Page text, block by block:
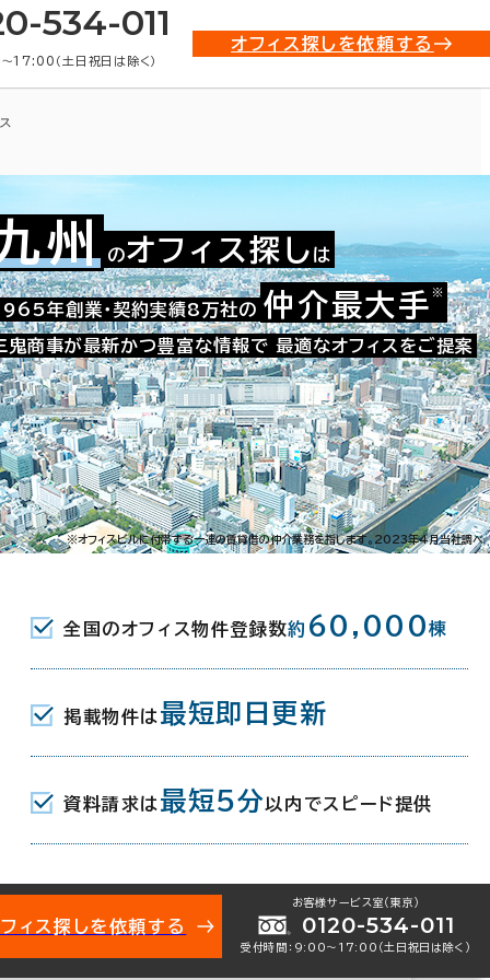
534-011
17:00（土日祝日は除く）
オフィス探しを依頼する
お問い合わせ番号：010-02215
石町17-3
駅(鹿児島市電２系統) 1分
駅(鹿児島市電１系統) 2分
駅(鹿児島市電２系統) 4分
1階建
州 のオフィス探し は
年創業・契約実績8万社の 仲介最大手 ※
鬼商事が最新かつ豊富な情報で 最適なオフィスをご提案
※オフィスビルに付帯する一連の賃貸借の仲介業務を指します。2023年4月当社調べ
全国のオフィス物件登録数約 60,000棟
掲載物件は 最短即日更新
資料請求は 最短5分 以内でスピード提供
ィス探しを依頼する
お客様サービス室（東京）
0120-534-011
受付時間：9:00〜17:00（土日祝日は除く）